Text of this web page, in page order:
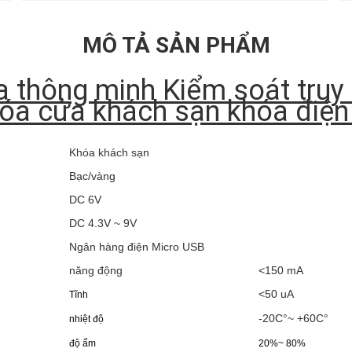
MÔ TẢ SẢN PHẨM
thông minh Kiểm soát truy
cửa khách sạn khóa
Khóa khách sạn
Bạc/vàng
DC 6V
DC 4.3V ~ 9V
Ngân hàng điện Micro USB
năng động
<150 mA
Tĩnh <50 uA
nhiệt độ -20C°~ +60C°
độ ẩm 20%~ 80%